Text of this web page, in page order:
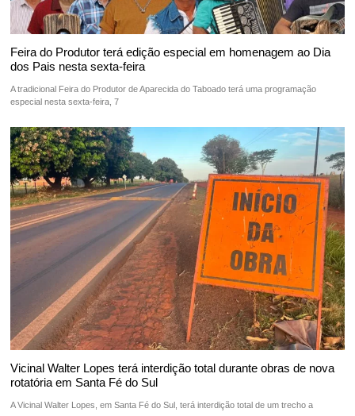
Feira do Produtor terá edição especial em homenagem ao Dia
dos Pais nesta sexta-feira
A tradicional Feira do Produtor de Aparecida do Taboado terá uma programação
especial nesta sexta-feira, 7
Vicinal Walter Lopes terá interdição total durante obras de nova
rotatória em Santa Fé do Sul
A Vicinal Walter Lopes, em Santa Fé do Sul, terá interdição total de um trecho a